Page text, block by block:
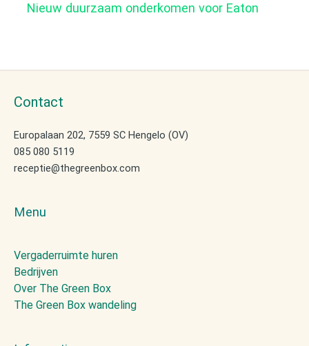
Nieuw duurzaam onderkomen voor Eaton
Contact
Europalaan 202, 7559 SC Hengelo (OV)
085 080 5119
receptie@thegreenbox.com
Menu
Vergaderruimte huren
Bedrijven
Over The Green Box
The Green Box wandeling